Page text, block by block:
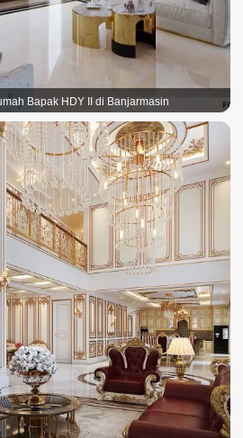
Bapak HDY II di Banjarmasin